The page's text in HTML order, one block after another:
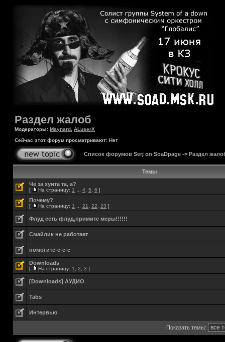
Раздел жалоб
Модераторы: Maynard ALuserX
Сейчас этот форум просматривают: Нет
Список форумов Serj on SoaDpage -> Раздел
Темы
Че за хуита та, а?
[ На страницу: 1 4 5 6 ]
Почему?
[ На страницу: 1 21 22 23 ]
Флуд есть флуд,примите меры!!!!!!
Смайлик не работает
помогите-е-е-е
Downloads
[ На страницу: 1 2 3 ]
[Downloads] АУДИО
Tabs
Интервью
Показать темы: